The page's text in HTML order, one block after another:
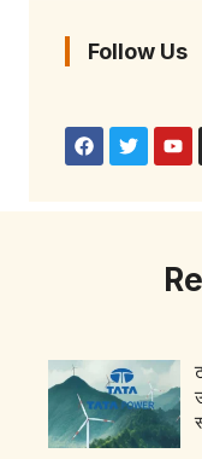
Follow Us